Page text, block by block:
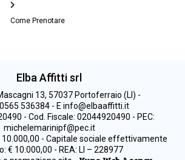
Come Prenotare
Elba Affitti srl
13, 57037 Portoferraio (LI) -
536384 - E info@elbaaffitti.it
- Cod. Fiscale: 02044920490 - PEC:
michelemarinipf@pec.it
10.000,00 - Capitale sociale effettivamente
€ 10.000,00 - REA: LI – 228977